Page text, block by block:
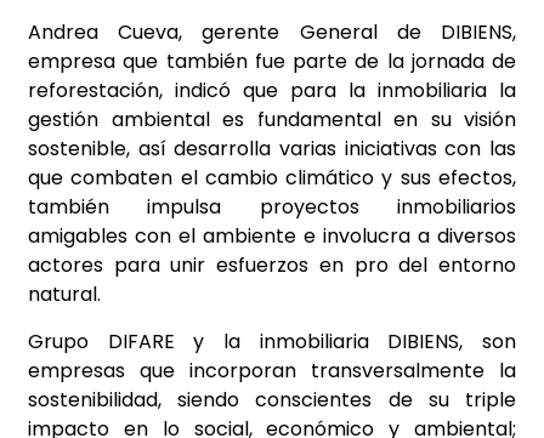
Andrea Cueva, gerente General de DIBIENS,
empresa que también fue parte de la jornada de
reforestación, indicó que para la inmobiliaria la
gestión ambiental es fundamental en su visión
sostenible, así desarrolla varias iniciativas con las
que combaten el cambio climático y sus efectos,
también impulsa proyectos inmobiliarios
amigables con el ambiente e involucra a diversos
actores para unir esfuerzos en pro del entorno
natural.
Grupo DIFARE y la inmobiliaria DIBIENS, son
empresas que incorporan transversalmente la
sostenibilidad, siendo conscientes de su triple
impacto en lo social, económico y ambiental;